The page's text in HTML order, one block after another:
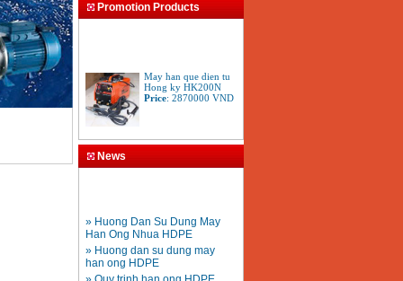
Promotion Products
May han que dien tu
Hong ky HK200N
Price:2870000VND
Tay cat mo cat den cat
Acetylen
News
» Huong Dan Su Dung May
Han Ong Nhua HDPE
» Huong dan su dung may
han ong HDPE
» Quy trinh han ong HDPE